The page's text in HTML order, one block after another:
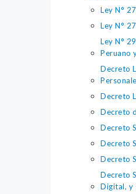
Ley N°
Ley N°
Ley N°
Peruano
Decreto
Decreto
Decreto
Decreto
Decreto
Decreto
Decreto
Digital, y